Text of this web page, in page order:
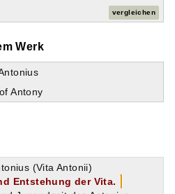
vergleichen
Werk
Antony
(Vita Antonii)
Entstehung der Vita.